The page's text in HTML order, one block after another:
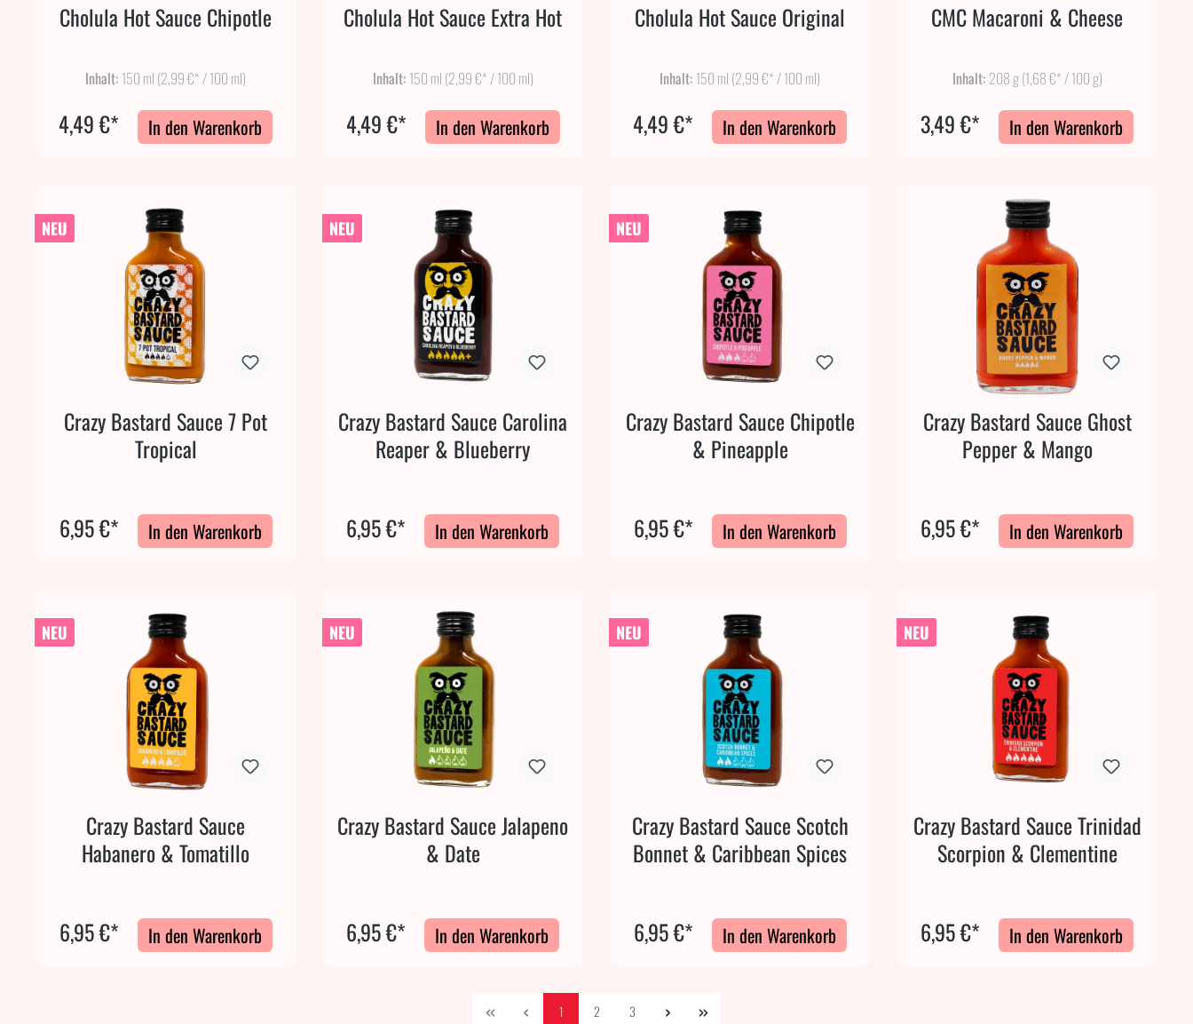
Cholula Hot Sauce Chipotle
Inhalt: 150 ml (2,99 €* / 100 ml)
4,49 €* In den Warenkorb
Cholula Hot Sauce Extra Hot
Inhalt: 150 ml (2,99 €* / 100 ml)
4,49 €* In den Warenkorb
Cholula Hot Sauce Original
Inhalt: 150 ml (2,99 €* / 100 ml)
4,49 €* In den Warenkorb
CMC Macaroni & Cheese
Inhalt: 208 g(1,68 €* / 100 g)
3,49 €* In den Warenkorb
NEU
Crazy Bastard Sauce 7 Pot
Tropical
6,95 €* In den Warenkorb
NEU
Crazy Bastard Sauce Carolina
Reaper & Blueberry
6,95 €* In den Warenkorb
NEU
Crazy Bastard Sauce Chipotle
& Pineapple
6,95 €* In den Warenkorb
Crazy Bastard Sauce Ghost
Pepper & Mango
6,95 €* In den Warenkorb
NEU
Crazy Bastard Sauce
Habanero & Tomatillo
6,95 €* In den Warenkorb
NEU
Crazy Bastard Sauce Jalapeno
& Date
6,95 €* In den Warenkorb
NEU
Crazy Bastard Sauce Scotch
Bonnet & Caribbean Spices
6,95 €* In den Warenkorb
NEU
Crazy Bastard Sauce Trinidad
Scorpion & Clementine
6,95 €* In den Warenkorb
1 2 3